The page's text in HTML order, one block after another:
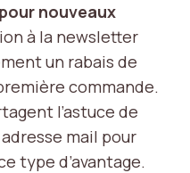
nouveaux
à la newsletter
un rabais de
commande.
l’astuce de
mail pour
type d’avantage.